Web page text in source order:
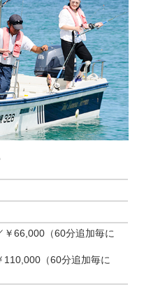
￥66,000（60分追加毎に
110,000（60分追加毎に